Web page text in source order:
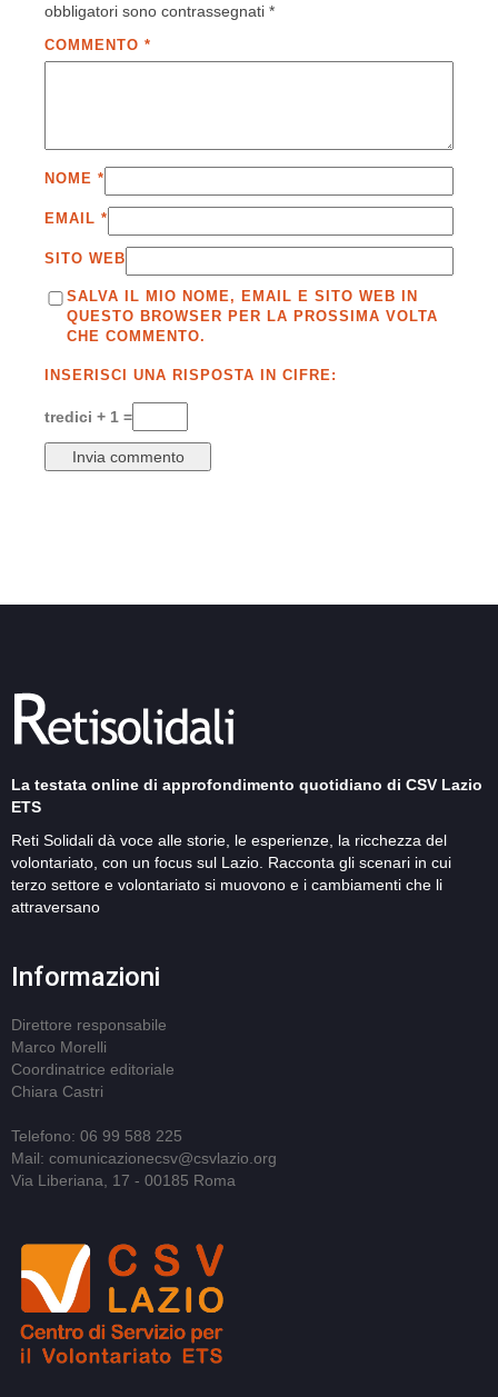
obbligatori sono contrassegnati *
COMMENTO *
NOME *
EMAIL *
SITO WEB
SALVA IL MIO NOME, EMAIL E SITO WEB IN
QUESTO BROWSER PER LA PROSSIMA VOLTA
CHE COMMENTO.
INSERISCI UNA RISPOSTA IN CIFRE:
tredici + 1 =
La testata online di approfondimento quotidiano di CSV Lazio
ETS
Reti Solidali dà voce alle storie, le esperienze, la ricchezza del
volontariato, con un focus sul Lazio. Racconta gli scenari in cui
terzo settore e volontariato si muovono e i cambiamenti che li
attraversano
Informazioni
Direttore responsabile
Marco Morelli
Coordinatrice editoriale
Chiara Castri
Telefono: 06 99 588 225
Mail: comunicazionecsv@csvlazio.org
Via Liberiana, 17 - 00185 Roma